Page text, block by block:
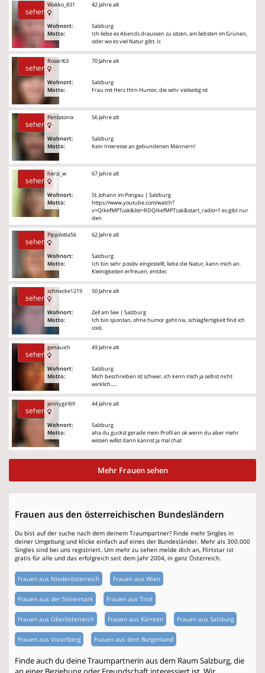
sehen
Wakko_831
Wohnort:
Motto:
42 Jahre alt
Salzburg
Ich liebe es Abends draussen zu sitzen, am liebsten im Grünen,
oder wo es viel Natur gibt. Ic
sehen
Roserl63
Wohnort:
Motto:
70 Jahre alt
Salzburg
Frau mit Herz Hirn Humor, die sehr vielseitig ist
sehen
Pentatonix
Wohnort:
Motto:
56 Jahre alt
Salzburg
Kein Interesse an gebundenen Männern!
sehen
herzi_w
Wohnort:
Motto:
67 Jahre alt
St. Johann im Pongau | Salzburg
https://www.youtube.com/watch?
v=QIkefMPTcak&list=RDQIkefMPTcak&start_radio=1 es gibt nur
den
sehen
Pippilotta56
Wohnort:
Motto:
62 Jahre alt
Salzburg
Ich bin sehr positiv eingestellt, liebe die Natur, kann mich an.
Kleinigkeiten erfreuen, entdec
sehen
schnecke1219
Wohnort:
Motto:
50 Jahre alt
Zell am See | Salzburg
Ich bin spontan, ohne humor geht nix, schlagfertigkeit find ich
cool,
sehen
genauich
Wohnort:
Motto:
49 Jahre alt
Salzburg
Mich beschreiben ist schwer, ich kenn mich ja selbst nicht
wirklich.....
sehen
jennygirl69
Wohnort:
Motto:
44 Jahre alt
Salzburg
aha du guckst gerade mein Profil an ok wenn du aber mehr
wissen willst dann kannst ja mal chat
Mehr Frauen sehen
Frauen aus den österreichischen Bundesländern
Du bist auf der suche nach dem deinem Traumpartner? Finde mehr Singles in
deiner Umgebung und klicke einfach auf eines der Bundesländer. Mehr als 300.000
Singles sind bei uns registriert. Um mehr zu sehen melde dich an, Flirtstar ist
gratis für alle und das erfolgreich seit dem Jahr 2004, in ganz Österreich.
Frauen aus Niederösterreich Frauen aus Wien
Frauen aus der Steiermark Frauen aus Tirol
Frauen aus Oberösterreich Frauen aus Kärnten Frauen aus Salzburg
Frauen aus Vorarlberg Frauen aus dem Burgenland
Finde auch du deine Traumpartnerin aus dem Raum Salzburg, die